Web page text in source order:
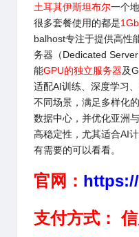
土耳其伊斯坦布尔一个
很多套餐使用的都是
balhost专注于提供高性
务器（Dedicated
能GPU的独立服务器及
适配AI训练、深度学习
不同场景，满足多样化
数据中心，并优化亚洲
高稳定性，尤其适合AI
有需要的可以看看。
官网：
支付方式：